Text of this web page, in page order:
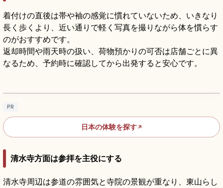
着付けの直後は帯や袖の感覚に慣れていないため、いきなり
長く歩くより、近い通りで軽く写真を撮りながら体を慣らす
のがおすすめです。
返却時間や雨天時の扱い、荷物預かりの可否は店舗ごとに異
なるため、予約時に確認してから出発すると安心です。
着物・浴衣レンタルの基本｜観光で楽しむ和
PR
日本の体験を探す↗
清水寺方面は参拝を主役にする
清水寺周辺は参道の雰囲気と寺院の景観が重なり、東山らし